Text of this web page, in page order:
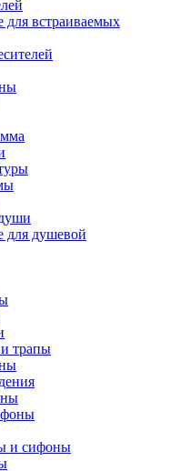
встраиваемых
душевой
трапы
и сифоны